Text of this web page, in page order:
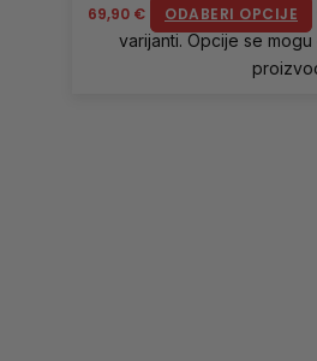
69,90 € ODABERI OPCIJE
varijanti. Opcije se